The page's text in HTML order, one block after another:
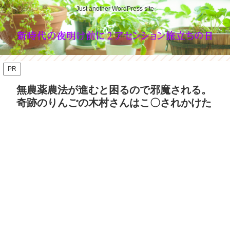
Just another WordPress site
PR
無農薬農法が進むと困るので邪魔される。
奇跡のりんごの木村さんはこ〇されかけた